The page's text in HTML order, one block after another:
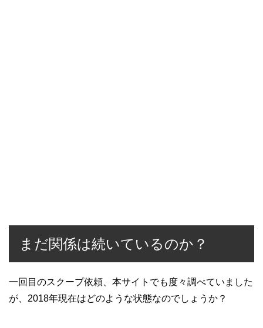
まだ関係は続いているのか？
一回目のスクープ依頼、本サイトでも度々調べていました
が、2018年現在はどのような状態なのでしょうか？